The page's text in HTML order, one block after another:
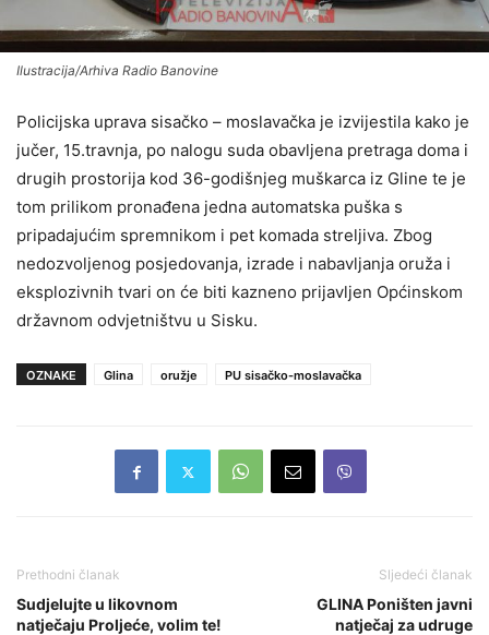
Ilustracija/Arhiva Radio Banovine
Policijska uprava sisačko – moslavačka je izvijestila kako je
jučer, 15.travnja, po nalogu suda obavljena pretraga doma i
drugih prostorija kod 36-godišnjeg muškarca iz Gline te je
tom prilikom pronađena jedna automatska puška s
pripadajućim spremnikom i pet komada streljiva. Zbog
nedozvoljenog posjedovanja, izrade i nabavljanja oruža i
eksplozivnih tvari on će biti kazneno prijavljen Općinskom
državnom odvjetništvu u Sisku.
OZNAKE Glina oružje PU sisačko-moslavačka
Prethodni članak
Sudjelujte u likovnom
natječaju Proljeće, volim te!
Sljedeći članak
GLINA Poništen javni
natječaj za udruge